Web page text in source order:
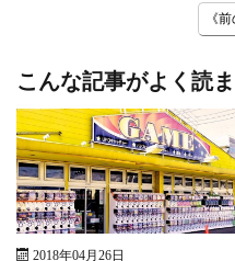
《
こんな記事がよく読
2018年04月26日